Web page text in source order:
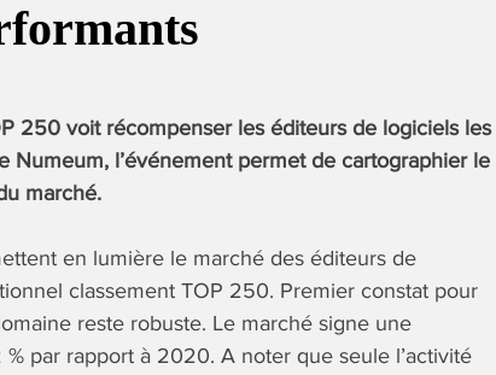
250 voit récompenser les éditeurs de logiciels les
Numeum, l’événement permet de cartographier le
marché.
en lumière le marché des éditeurs de
classement TOP 250. Premier constat pour
reste robuste. Le marché signe une
par rapport à 2020. A noter que seule l’activité